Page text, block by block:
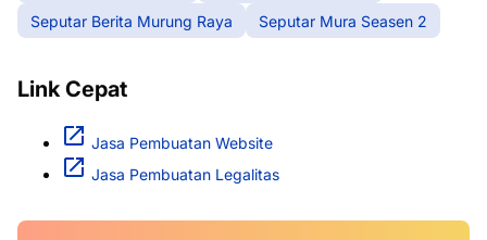
Seputar Berita Murung Raya
Seputar Mura Seasen 2
Link Cepat
Jasa Pembuatan Website
Jasa Pembuatan Legalitas